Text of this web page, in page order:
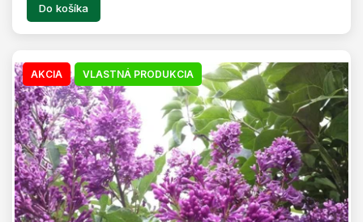
Do košíka
AKCIA VLASTNÁ PRODUKCIA